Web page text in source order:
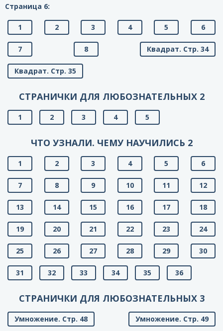
Страница 6:
1 2 3 4 5 6
7 8 Квадрат. Стр. 34
Квадрат. Стр. 35
СТРАНИЧКИ ДЛЯ ЛЮБОЗНАТЕЛЬНЫХ 2
1 2 3 4 5
ЧТО УЗНАЛИ. ЧЕМУ НАУЧИЛИСЬ 2
1 2 3 4 5 6
7 8 9 10 11 12
13 14 15 16 17 18
19 20 21 22 23 24
25 26 27 28 29 30
31 32 33 34 35 36
СТРАНИЧКИ ДЛЯ ЛЮБОЗНАТЕЛЬНЫХ 3
Умножение. Стр. 48 Умножение. Стр. 49